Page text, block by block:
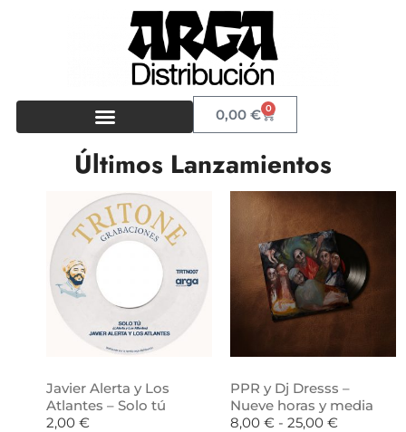
0,00€ 0
Últimos Lanzamientos
Javier Alerta y Los
Atlantes – Solo tú
2,00 €
PPR y Dj Dresss –
Nueve horas y media
8,00 € - 25,00 €